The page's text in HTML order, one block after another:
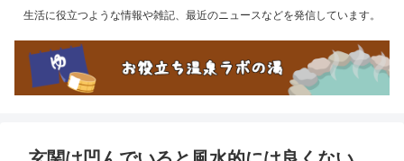
生活に役立つような情報や雑記、最近のニュースなどを発信しています。